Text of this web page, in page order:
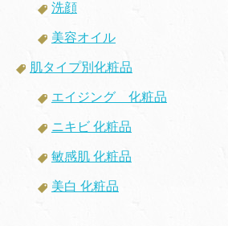
洗顔
美容オイル
肌タイプ別化粧品
エイジング 化粧品
ニキビ 化粧品
敏感肌 化粧品
美白 化粧品